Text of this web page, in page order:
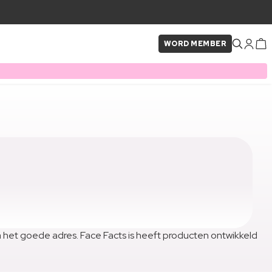
WORD MEMBER
goede adres. Face Facts is heeft producten ontwikkeld